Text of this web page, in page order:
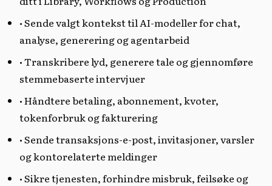
• Sende valgt kontekst til AI-modeller for chat,
analyse, generering og agentarbeid
• Transkribere lyd, generere tale og gjennomføre
stemmebaserte intervjuer
• Håndtere betaling, abonnement, kvoter,
tokenforbruk og fakturering
• Sende transaksjons-e-post, invitasjoner, varsler
og kontorelaterte meldinger
• Sikre tjenesten, forhindre misbruk, feilsøke og